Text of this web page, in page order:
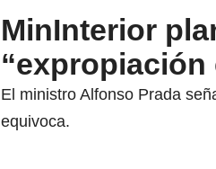
MinInterior
“expropiación
El ministro Alfonso Prada
equivoca.